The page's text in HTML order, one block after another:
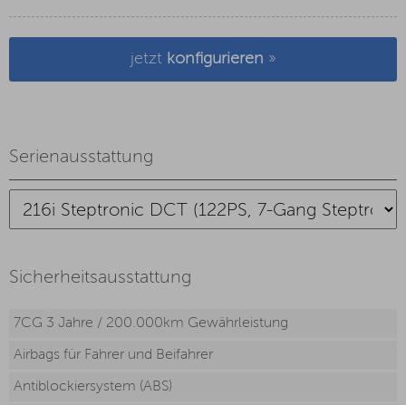
jetzt konfigurieren »
Serienausstattung
Sicherheitsausstattung
7CG 3 Jahre / 200.000km Gewährleistung
Airbags für Fahrer und Beifahrer
Antiblockiersystem (ABS)